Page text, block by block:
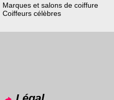
Marques et salons de coiffure
Coiffeurs célèbres